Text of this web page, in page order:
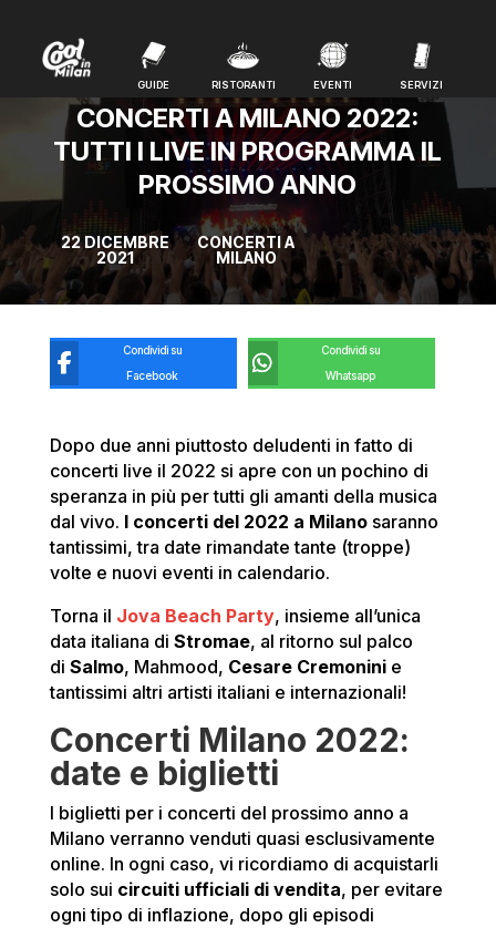
GUIDE RISTORANTI EVENTI SERVIZI
GUIDE RISTORANTI EVENTI SERVIZI
CONCERTI A MILANO 2022:
TUTTI I LIVE IN PROGRAMMA IL
PROSSIMO ANNO
22 DICEMBRE
2021
CONCERTI A
MILANO
Condividi su
Facebook
Condividi su
Whatsapp
Dopo due anni piuttosto deludenti in fatto di
concerti live il 2022 si apre con un pochino di
speranza in più per tutti gli amanti della musica
dal vivo. I concerti del 2022 a Milanosaranno
tantissimi, tra date rimandate tante (troppe)
volte e nuovi eventi in calendario.
Torna il Jova Beach Party, insieme all’unica
data italiana di Stromae, al ritorno sul palco
di Salmo, Mahmood, Cesare Cremonini e
tantissimi altri artisti italiani e internazionali!
Concerti Milano 2022:
date e biglietti
I biglietti per i concerti del prossimo anno a
Milano verranno venduti quasi esclusivamente
online. In ogni caso, vi ricordiamo di acquistarli
solo sui circuiti ufficiali di vendita, per evitare
ogni tipo di inflazione, dopo gli episodi